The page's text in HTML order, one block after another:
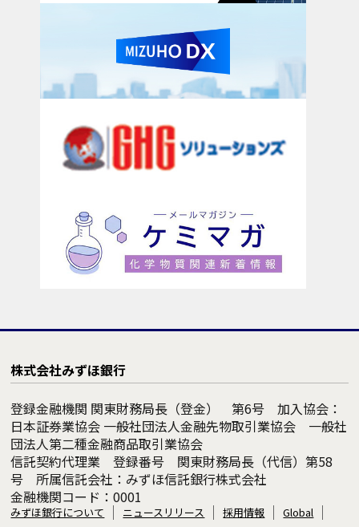
株式会社みずほ銀行
登録金融機関 関東財務局長（登金） 第6号 加入協会：
日本証券業協会 一般社団法人金融先物取引業協会 一般社
団法人第二種金融商品取引業協会
信託契約代理業 登録番号 関東財務局長（代信）第58
号 所属信託会社：みずほ信託銀行株式会社
金融機関コード：0001
みずほ銀行について ニュースリリース 採用情報
Global